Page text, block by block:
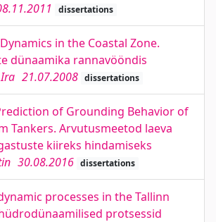
dissertations
in the Coastal Zone.
dünaamika rannavööndis
21.07.2008 dissertations
of Grounding Behavior of
Tankers. Arvutusmeetod laeva
kiireks hindamiseks
30.08.2016 dissertations
processes in the Tallinn
protsessid